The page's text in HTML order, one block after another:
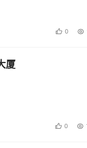
因此，由于数据路径扩
同。SSD的一个问题是
种技术的公司的可靠性
？如果不能，这意味着
着这个操作系统，因此
需要大的手术，才能提
0
厦
0